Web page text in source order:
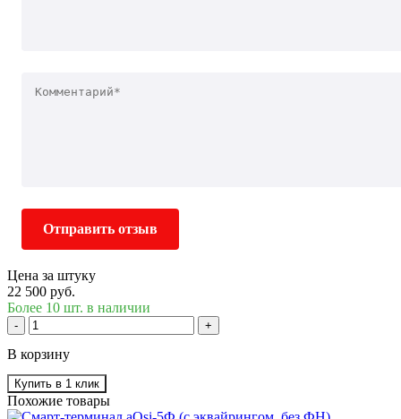
Отправить отзыв
Цена за штуку
22 500 руб.
Более 10 шт. в наличии
- +
В корзину
Купить в 1 клик
Похожие товары